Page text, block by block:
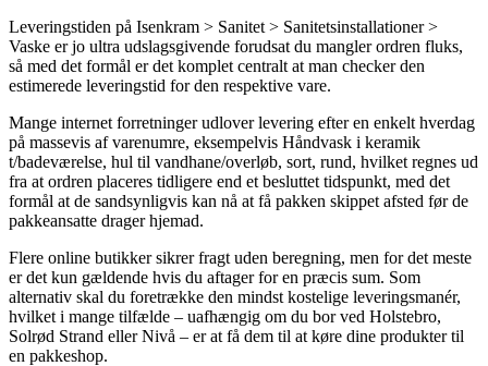
Leveringstiden på Isenkram > Sanitet > Sanitetsinstallationer >
Vaske er jo ultra udslagsgivende forudsat du mangler ordren fluks,
så med det formål er det komplet centralt at man checker den
estimerede leveringstid for den respektive vare.
Mange internet forretninger udlover levering efter en enkelt hverdag
på massevis af varenumre, eksempelvis Håndvask i keramik
t/badeværelse, hul til vandhane/overløb, sort, rund, hvilket regnes ud
fra at ordren placeres tidligere end et besluttet tidspunkt, med det
formål at de sandsynligvis kan nå at få pakken skippet afsted før de
pakkeansatte drager hjemad.
Flere online butikker sikrer fragt uden beregning, men for det meste
er det kun gældende hvis du aftager for en præcis sum. Som
alternativ skal du foretrække den mindst kostelige leveringsmanér,
hvilket i mange tilfælde – uafhængig om du bor ved Holstebro,
Solrød Strand eller Nivå – er at få dem til at køre dine produkter til
en pakkeshop.